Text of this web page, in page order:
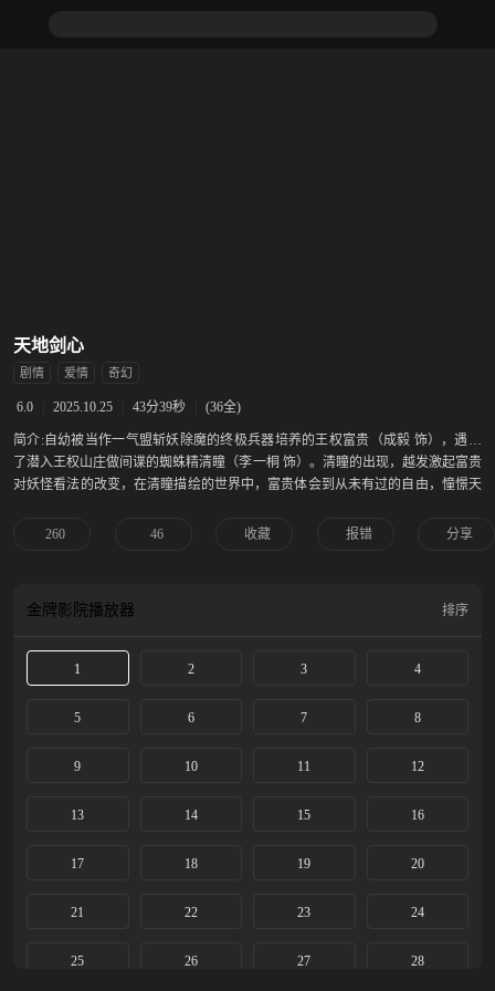
天地剑心
剧情 爱情 奇幻
6.0 2025.10.25 43分39秒 (36全)
简介:自幼被当作一气盟斩妖除魔的终极兵器培养的王权富贵（成毅 饰），遇到
了潜入王权山庄做间谍的蜘蛛精清瞳（李一桐 饰）。清瞳的出现，越发激起富贵
对妖怪看法的改变，在清瞳描绘的世界中，富贵体会到从未有过的自由，憧憬天
诺，富贵在经历万剑穿心后，毅然挣脱王权山庄的桎梏，走上他们所坚持的道。
260 46 收藏 报错 分享
金牌影院播放器 排序
1 2 3 4
5 6 7 8
9 10 11 12
13 14 15 16
17 18 19 20
21 22 23 24
25 26 27 28